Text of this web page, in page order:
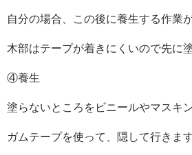
自分の場合、この後に養生する作業
木部はテープが着きにくいので先に
④養生
塗らないところをビニールやマスキ
ガムテープを使って、隠して行きます